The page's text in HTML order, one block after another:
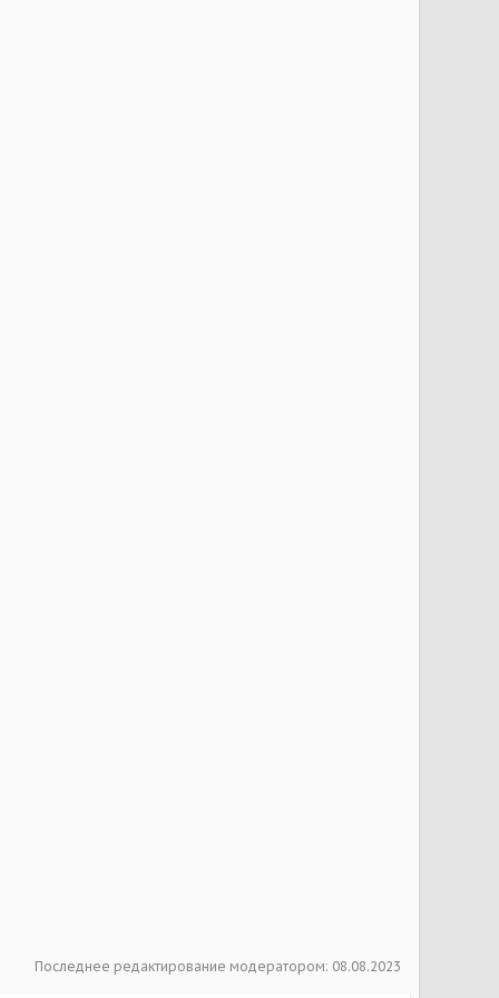
Последнее редактирование модератором: 08.08.2023